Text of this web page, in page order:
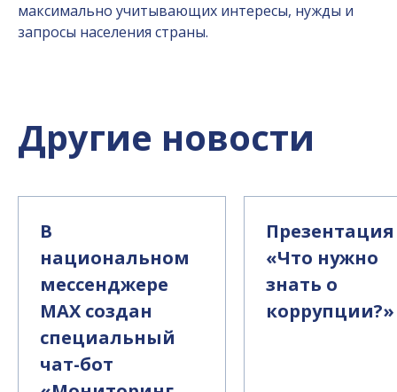
максимально учитывающих интересы, нужды и
запросы населения страны.
Другие новости
В
национальном
мессенджере
MAX создан
специальный
чат-бот
Презентация
«Что нужно
знать о
коррупции?»